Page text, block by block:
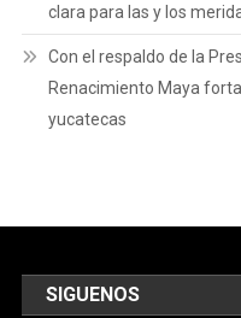
clara para las y los
Con el respaldo de la
Renacimiento Maya
yucatecas
SIGUENOS